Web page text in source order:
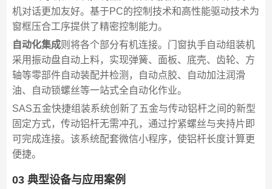
机对话更加友好。基于PC的控制技术和高性能驱动技术为
窗框压合工序提供了精密控制能力。
自动化集成则将各个部分有机连接。门窗执手自动组装机
采用振动盘自动上料，实现弹簧、面板、底壳、齿轮、方
轴等零部件自动装配并检测，自动点胶、自动加注润滑
油、自动锁螺丝等一站式全自动化作业。
SAS五金快捷组装系统创新了五金与传动铝杆之间的新型
固定方式，传动铝杆无需冲孔，通过拧紧螺丝与夹持片即
可完成连接。该系统配套微信小程序，使铝杆长度计算更
便捷。
03 典型设备与应用案例